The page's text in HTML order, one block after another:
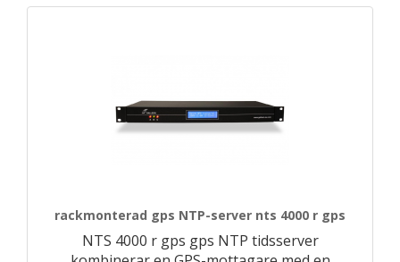
rackmonterad gps NTP-server nts 4000 r gps
NTS 4000 r gps gps NTP tidsserver